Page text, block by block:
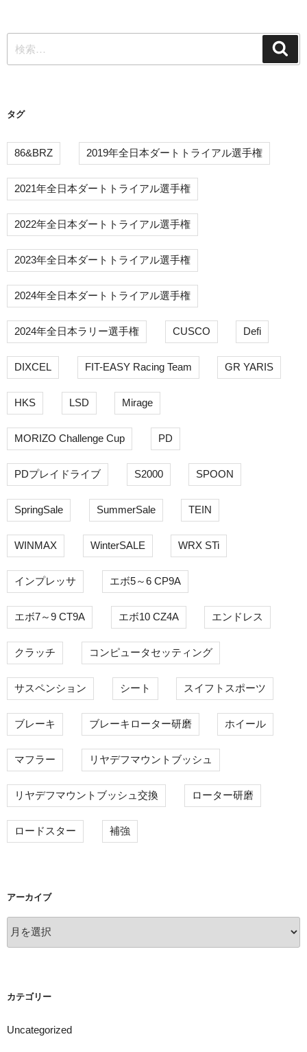
シ
ョ
索:
タグ
86&BRZ 2019年全日本ダートトライアル選手権
2021年全日本ダートトライアル選手権
2022年全日本ダートトライアル選手権
2023年全日本ダートトライアル選手権
2024年全日本ダートトライアル選手権
2024年全日本ラリー選手権 CUSCO Defi
DIXCEL FIT-EASY Racing Team GR YARIS
HKS LSD Mirage
MORIZO Challenge Cup PD
PDプレイドライブ S2000 SPOON
SpringSale SummerSale TEIN
WINMAX WinterSALE WRX STi
インプレッサ エボ5～6 CP9A
エボ7～9 CT9A エボ10 CZ4A エンドレス
クラッチ コンピュータセッティング
サスペンション シート スイフトスポーツ
ブレーキ ブレーキローター研磨 ホイール
マフラー リヤデフマウントブッシュ
リヤデフマウントブッシュ交換 ローター研磨
ロードスター 補強
アーカイブ
ー
カテゴリー
Uncategorized